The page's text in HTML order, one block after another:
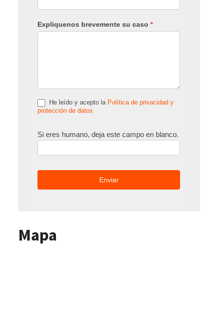
Expliquenos brevemente su caso*
He leído y acepto la Política de privacidad y
protección de datos
Si eres humano, deja este campo en blanco.
Mapa